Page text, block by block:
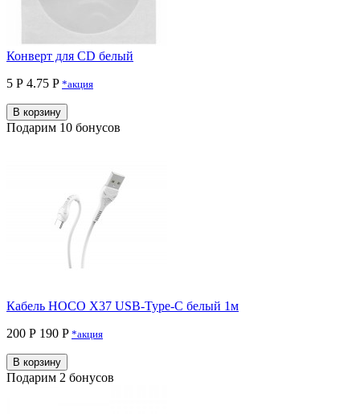
Конверт для CD белый
5 Р 4.75 P *акция
В корзину
Подарим 10 бонусов
Кабель HOCO X37 USB-Type-C белый 1м
200 Р 190 P *акция
В корзину
Подарим 2 бонусов